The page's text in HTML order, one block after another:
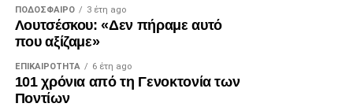
ΠΟΔΌΣΦΑΙΡΟ 3 έτη ago
Λουτσέσκου: «Δεν πήραμε αυτό
που αξίζαμε»
ΕΠΙΚΑΙΡΌΤΗΤΑ 6 έτη ago
101 χρόνια από τη Γενοκτονία των
Ποντίων